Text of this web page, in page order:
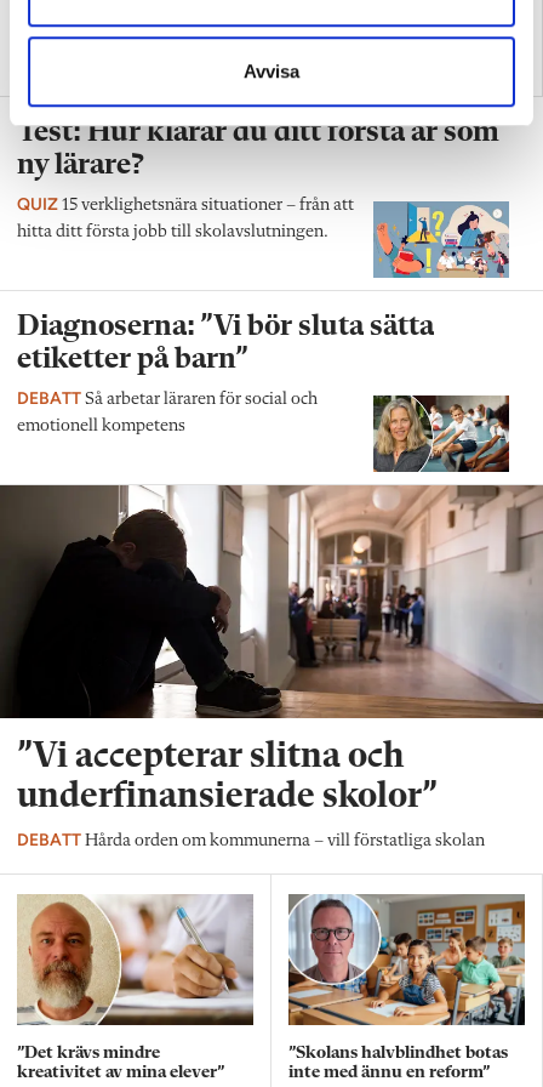
Avvisa
Replik: ”Vi vet hur man
hoppas på bättre villkor"
Test: Hur klarar du ditt första år som
ny lärare?
QUIZ 15 verklighetsnära situationer – från att
hitta ditt första jobb till skolavslutningen.
Diagnoserna: ”Vi bör sluta sätta
etiketter på barn”
DEBATT Så arbetar läraren för social och
emotionell kompetens
”Vi accepterar slitna och
underfinansierade skolor”
DEBATT Hårda orden om kommunerna – vill förstatliga skolan
”Det krävs mindre
kreativitet av mina elever”
”Skolans halvblindhet botas
inte med ännu en reform”